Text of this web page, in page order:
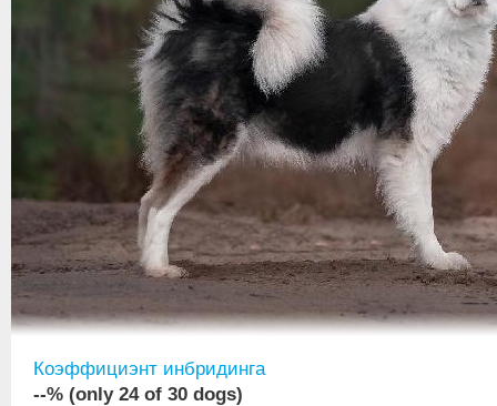
Коэффициэнт инбридинга
--% (only 24 of 30 dogs)